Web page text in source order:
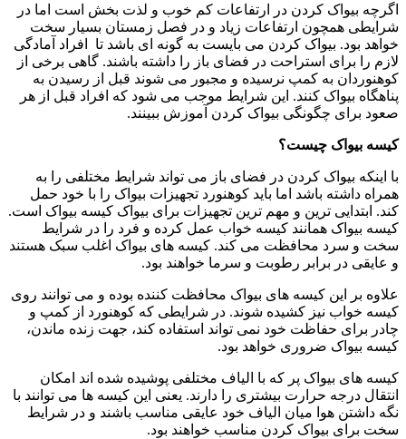
اگرچه بیواک کردن در ارتفاعات کم خوب و لذت بخش است اما در
شرایطی همچون ارتفاعات زیاد و در فصل زمستان بسیار سخت
خواهد بود. بیواک کردن می بایست به گونه ای باشد تا افراد آمادگی
لازم را برای استراحت در فضای باز را داشته باشند. گاهی برخی از
کوهنوردان به کمپ نرسیده و مجبور می شوند قبل از رسیدن به
پناهگاه بیواک کنند. این شرایط موجب می شود که افراد قبل از هر
صعود برای چگونگی بیواک کردن آموزش ببینند.
کیسه بیواک چیست؟
با اینکه بیواک کردن در فضای باز می تواند شرایط مختلفی را به
همراه داشته باشد اما باید کوهنورد تجهیزات بیواک را با خود حمل
کند. ابتدایی ترین و مهم ترین تجهیزات برای بیواک کیسه بیواک است.
کیسه بیواک همانند کیسه خواب عمل کرده و فرد را در شرایط
سخت و سرد محافظت می کند. کیسه های بیواک اغلب سبک هستند
و عایقی در برابر رطوبت و سرما خواهند بود.
علاوه بر این کیسه های بیواک محافظت کننده بوده و می توانند روی
کیسه خواب نیز کشیده شوند. در شرایطی که کوهنورد از کمپ و
چادر برای حفاظت خود نمی تواند استفاده کند، جهت زنده ماندن،
کیسه بیواک ضروری خواهد بود.
کیسه های بیواک پر که با الیاف مختلفی پوشیده شده اند امکان
انتقال درجه حرارت بیشتری را دارند. یعنی این کیسه ها می توانند با
نگه داشتن هوا میان الیاف خود عایقی مناسب باشند و در شرایط
سخت برای بیواک کردن مناسب خواهند بود.